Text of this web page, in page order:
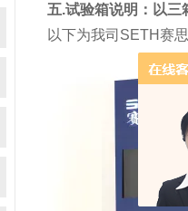
五.试验箱说明：以三
以下为我司SETH赛